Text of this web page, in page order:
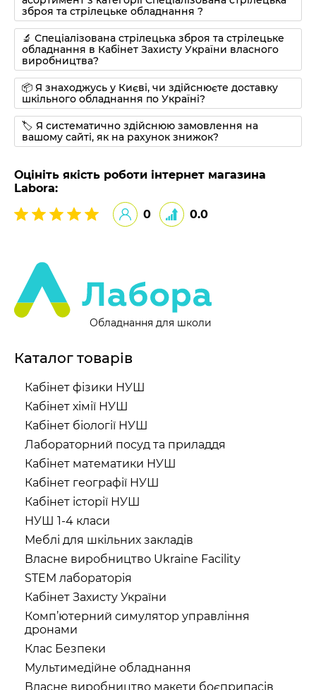
зброя та стрілецьке обладнання ?
🔬 Спеціалізована стрілецька зброя та стрілецьке
обладнання в Кабінет Захисту України власного
виробництва?
📦 Я знаходжусь у Києві, чи здійснюєте доставку
шкільного обладнання по Україні?
🏷 Я систематично здійснюю замовлення на
вашому сайті, як на рахунок знижок?
Оцініть якість роботи інтернет магазина
Labora:
0
0.0
Обладнання для школи
Каталог товарів
Кабінет фізики НУШ
Кабінет хімії НУШ
Кабінет біології НУШ
Лабораторний посуд та приладдя
Кабінет математики НУШ
Кабінет географії НУШ
Кабінет історії НУШ
НУШ 1-4 класи
Меблі для шкільних закладів
Власне виробництво Ukraine Facility
STEM лабораторія
Кабінет Захисту України
Комп’ютерний симулятор управління
дронами
Клас Безпеки
Мультимедійне обладнання
Власне виробництво макети боєприпасів